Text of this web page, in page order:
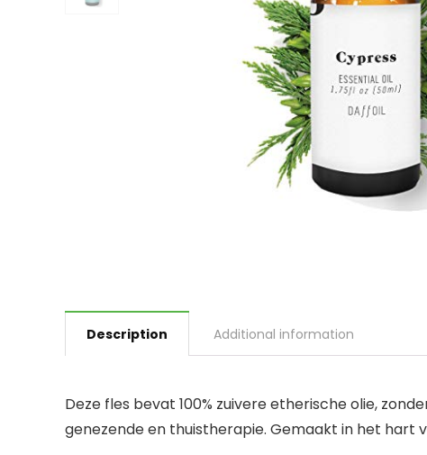
Description Additional information
Deze fles bevat 100% zuivere etherische olie,
genezende en thuistherapie. Gemaakt in het hart